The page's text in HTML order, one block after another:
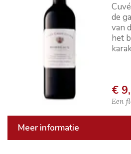
de
van
het
€
Een
Meer informatie